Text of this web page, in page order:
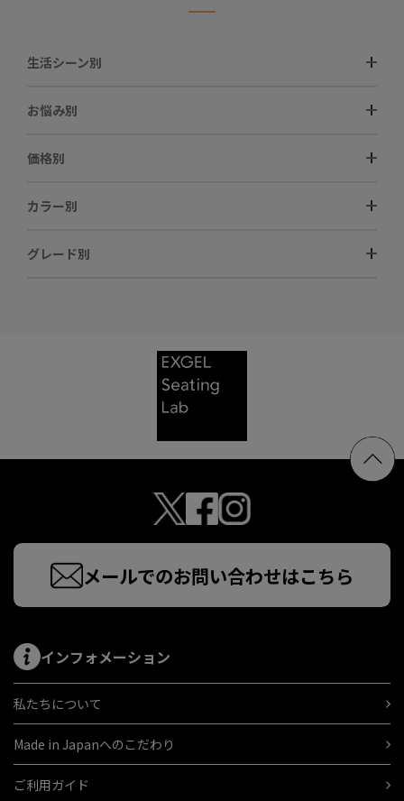
生活シーン別
お悩み別
価格別
カラー別
グレード別
メールでのお問い合わせはこちら
インフォメーション
私たちについて
Made in Japanへのこだわり
ご利用ガイド